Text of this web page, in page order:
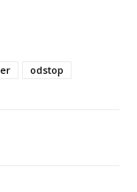
odstop